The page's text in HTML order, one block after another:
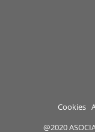
Cookies
@2020